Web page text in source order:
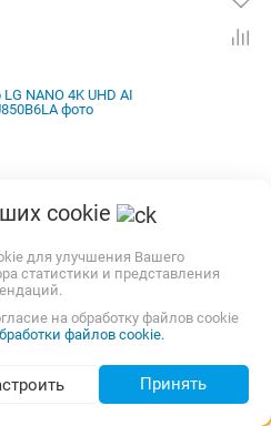
(374)
AI NU85 55NU850B6LA
55 "
(4K UHD)
Тип матрицы:VA
cookie
для улучшения Вашего
статистики и представления
на обработку файлов cookie
файлов cookie.
Принять